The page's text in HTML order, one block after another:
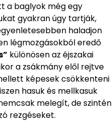
a baglyok még egy
gyakran úgy tartják,
haladjon
légmozgásokból eredő
különösen az éjszakai
a zsákmány elől rejtve
képesek csökkenteni
hasuk és mellkasuk
melegít, de szintén
rezgéseket.